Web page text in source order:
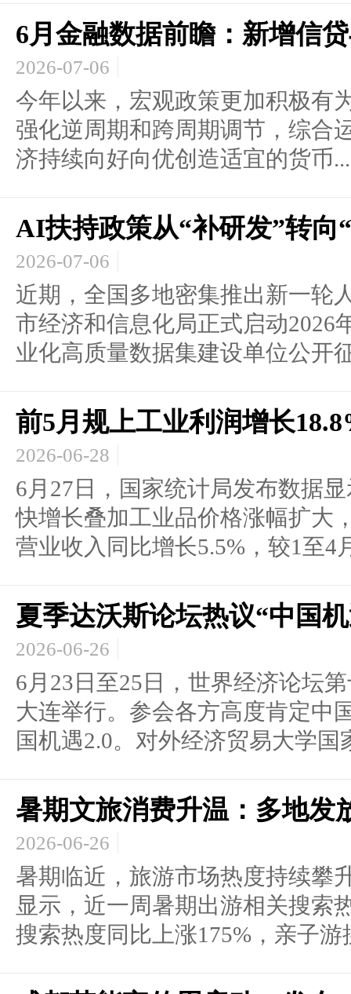
6月金融数据前瞻：新增信
2026-07-06
今年以来，宏观政策更加积极有
强化逆周期和跨周期调节，综合
济持续向好向优创造适宜的货币...
AI扶持政策从“补研发”转向
2026-07-06
近期，全国多地密集推出新一轮
市经济和信息化局正式启动2026
业化高质量数据集建设单位公开
前5月规上工业利润增长
2026-06-28
6月27日，国家统计局发布数据
快增长叠加工业品价格涨幅扩大
营业收入同比增长5.5%，较1至4
夏季达沃斯论坛热议“中国
2026-06-26
6月23日至25日，世界经济论坛
大连举行。参会各方高度肯定中
国机遇2.0。对外经济贸易大学国
暑期文旅消费升温：多地发
2026-06-26
暑期临近，旅游市场热度持续攀
显示，近一周暑期出游相关搜索
搜索热度同比上涨175%，亲子游